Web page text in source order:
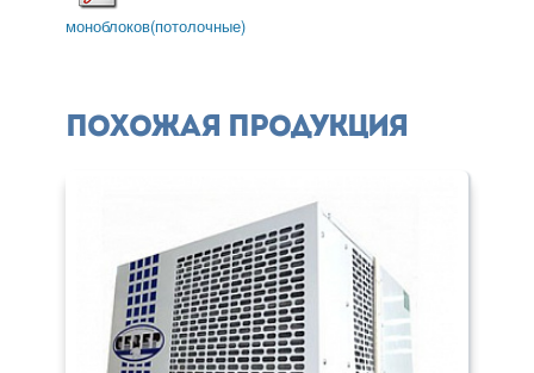
моноблоков(потолочные)
Похожая продукция